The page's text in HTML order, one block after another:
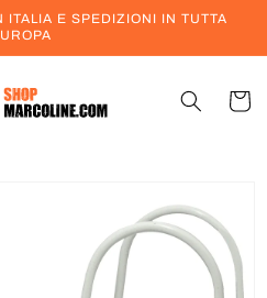
ITALIA E SPEDIZIONI IN TUTTA
Carrello